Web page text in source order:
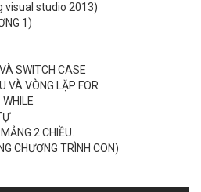
visual studio 2013)
1)
SWITCH CASE
VÀ VÒNG LẶP FOR
2 CHIỀU.
CHƯƠNG TRÌNH CON)